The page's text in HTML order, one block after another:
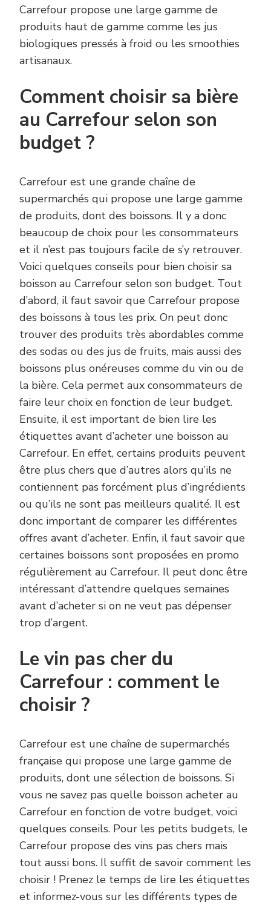
Carrefour propose une large gamme de
produits haut de gamme comme les jus
biologiques pressés à froid ou les smoothies
artisanaux.
Comment choisir sa bière
au Carrefour selon son
budget ?
Carrefour est une grande chaîne de
supermarchés qui propose une large gamme
de produits, dont des boissons. Il y a donc
beaucoup de choix pour les consommateurs
et il n’est pas toujours facile de s’y retrouver.
Voici quelques conseils pour bien choisir sa
boisson au Carrefour selon son budget. Tout
d’abord, il faut savoir que Carrefour propose
des boissons à tous les prix. On peut donc
trouver des produits très abordables comme
des sodas ou des jus de fruits, mais aussi des
boissons plus onéreuses comme du vin ou de
la bière. Cela permet aux consommateurs de
faire leur choix en fonction de leur budget.
Ensuite, il est important de bien lire les
étiquettes avant d’acheter une boisson au
Carrefour. En effet, certains produits peuvent
être plus chers que d’autres alors qu’ils ne
contiennent pas forcément plus d’ingrédients
ou qu’ils ne sont pas meilleurs qualité. Il est
donc important de comparer les différentes
offres avant d’acheter. Enfin, il faut savoir que
certaines boissons sont proposées en promo
régulièrement au Carrefour. Il peut donc être
intéressant d’attendre quelques semaines
avant d’acheter si on ne veut pas dépenser
trop d’argent.
Le vin pas cher du
Carrefour : comment le
choisir ?
Carrefour est une chaîne de supermarchés
française qui propose une large gamme de
produits, dont une sélection de boissons. Si
vous ne savez pas quelle boisson acheter au
Carrefour en fonction de votre budget, voici
quelques conseils. Pour les petits budgets, le
Carrefour propose des vins pas chers mais
tout aussi bons. Il suffit de savoir comment les
choisir ! Prenez le temps de lire les étiquettes
et informez-vous sur les différents types de